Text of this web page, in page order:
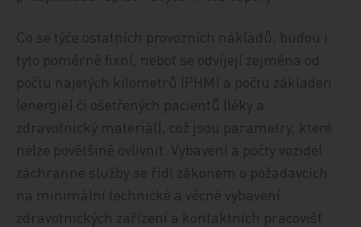
Co se týče ostatních provozních nákladů, budou i
tyto poměrně fixní, neboť se odvíjejí zejména od
počtu najetých kilometrů (PHM) a počtu základen
(energie) či ošetřených pacientů (léky a
zdravotnický materiál), což jsou parametry, které
nelze povětšině ovlivnit. Vybavení a počty vozidel
záchranné služby se řídí zákonem o požadavcích
na minimální technické a věcné vybavení
zdravotnických zařízení a kontaktních pracovišť